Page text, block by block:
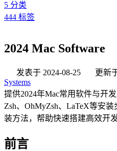
5 分类
444 标签
2024 Mac Software
发表于 2024-08-25 更新
Systems
提供2024年Mac常用软件与开
Zsh、OhMyZsh、LaTeX等安
装方法，帮助快速搭建高效开发
前言